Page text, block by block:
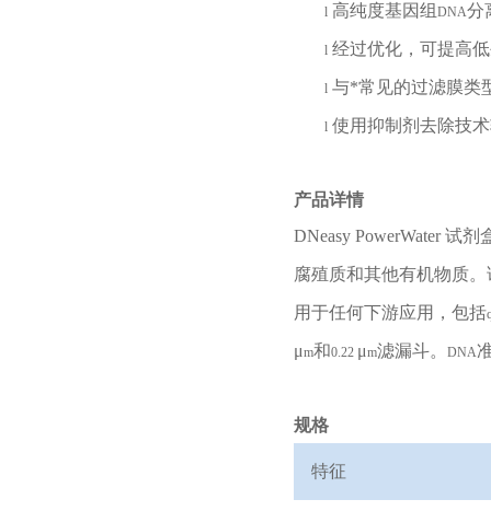
l 高纯度基因组 DNA分
l 经过优化，可提高
l 与*常见的过滤膜类
l 使用抑制剂去除技
产品详情
DNeasy PowerWater试剂
腐殖质和其他有机物质
用于任何下游应用，包括
μm和0.22 μm滤漏斗。 DNA
规格
特征